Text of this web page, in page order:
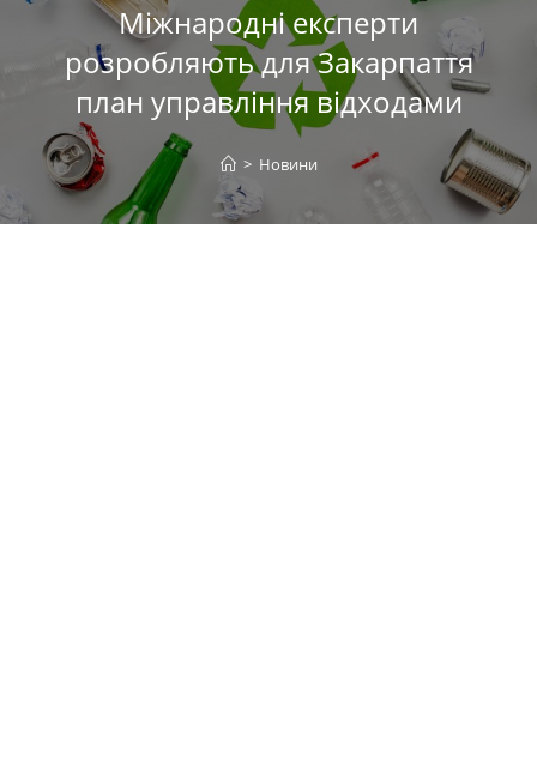
Міжнародні експерти
розробляють для Закарпаття
план управління відходами
> Новини